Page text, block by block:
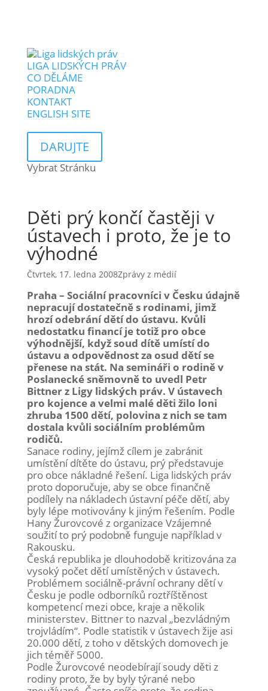
LIGA LIDSKÝCH PRÁV
CO DĚLÁME
PORADNA
KONTAKT
ENGLISH SITE
DARUJTE
Vybrat Stránku
Děti prý končí častěji v
ústavech i proto, že je to
výhodné
Čtvrtek, 17. ledna 2008Zprávy z médií
Praha – Sociální pracovníci v Česku údajně
nepracují dostatečně s rodinami, jimž
hrozí odebrání dětí do ústavu. Kvůli
nedostatku financí je totiž pro obce
výhodnější, když soud dítě umístí do
ústavu a odpovědnost za osud dětí se
přenese na stát. Na semináři o rodině v
Poslanecké sněmovně to uvedl Petr
Bittner z Ligy lidských práv. V ústavech
pro kojence a velmi malé děti žilo loni
zhruba 1500 dětí, polovina z nich se tam
dostala kvůli sociálním problémům
rodičů.
Sanace rodiny, jejímž cílem je zabránit
umístění dítěte do ústavu, prý představuje
pro obce nákladné řešení. Liga lidských práv
proto doporučuje, aby se obce finančně
podílely na nákladech ústavní péče dětí, aby
byly lépe motivovány k jiným řešením. Podle
Hany Žurovcové z organizace Vzájemné
soužití to prý podobně funguje například v
Rakousku.
Česká republika je dlouhodobě kritizována za
vysoký počet dětí umístěných v ústavech.
Problémem sociálně-právní ochrany dětí v
Česku je podle odborníků roztříštěnost
kompetencí mezi obce, kraje a několik
ministerstev. Bittner to nazval „bezvládným
trojvládím“. Podle statistik v ústavech žije asi
20.000 dětí, z toho v dětských domovech je
jich téměř 5000.
Podle Žurovcové neodebírají soudy děti z
rodiny proto, že by byly týrané nebo